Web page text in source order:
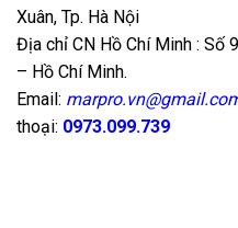
Xuân, Tp. Hà Nội
Địa chỉ CN Hồ Chí Minh : Số
– Hồ Chí Minh.
Email:
thoại: 0973.099.739